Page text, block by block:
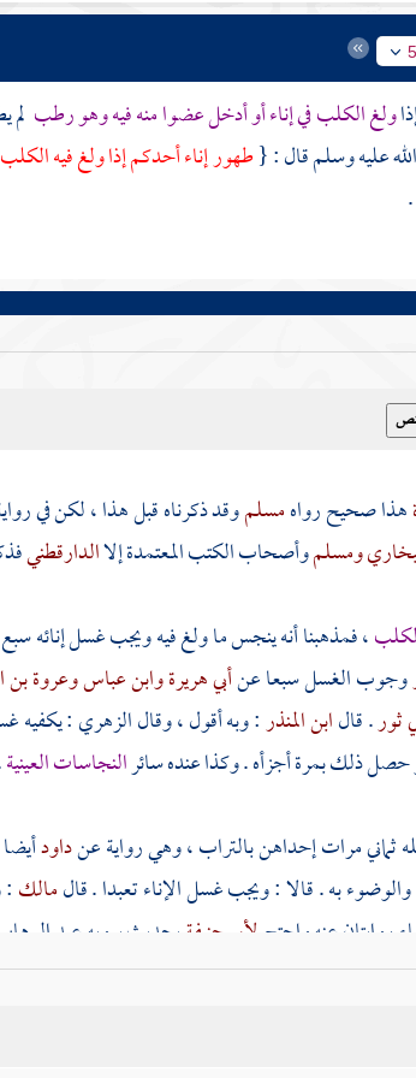
ولغ الكلب في إناء أو أدخل عضوا منه فيه وهو رطب
عليه وسلم قال : {طهور إناء أحدكم إذا ولغ فيه
.
هذا صحيح رواهمسلموقد ذكرناه قبل هذا ، لكن في
ومسلموأصحاب الكتب المعتمدة إلاالدارقطني
، فمذهبنا أنه ينجس ما ولغ فيه ويجب غسل إنائه
وجوب الغسل سبعا عنأبي هريرةوابن عباسوعروة بن
ثور. قالابن المنذر: وبه أقول ، وقالالزهري: يكفيه
ذلك بمرة أجزأه . وكذا عنده سائرالنجاسات العينية
ثماني مرات إحداهن بالتراب ، وهي رواية عنداود
به . قالا : ويجب غسل الإناء تعبدا . قالمالك:
روايتان عنه واحتج لأبي حنيفةبحديث يرويهعبد
عنأبي هريرةعن النبي صلى الله عليه وسلم في الكلب